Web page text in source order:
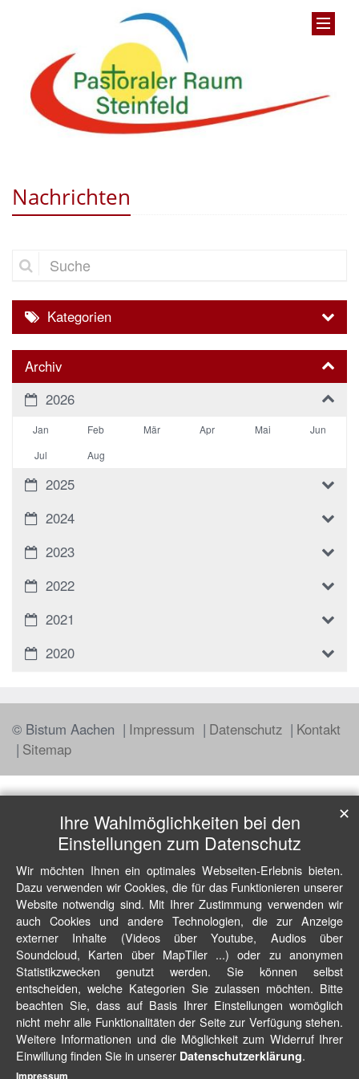
Nachrichten
Suche
Kategorien
Archiv
2026
Jan Feb Mär Apr Mai
Jun
Jul
Aug
2025
2024
2023
2022
2021
2020
© Bistum Aachen Impressum Datenschutz
Kontakt
Sitemap
Ihre Wahlmöglichkeiten bei den
Einstellungen zum Datenschutz
Wir möchten Ihnen ein optimales Webseiten-Erlebnis bieten.
Dazu verwenden wir Cookies, die für das Funktionieren unserer
Website notwendig sind. Mit Ihrer Zustimmung verwenden wir
auch Cookies und andere Technologien, die zur Anzeige
externer Inhalte (Videos über Youtube, Audios über
Soundcloud, Karten über MapTiler ...) oder zu anonymen
Statistikzwecken genutzt werden. Sie können selbst
entscheiden, welche Kategorien Sie zulassen möchten. Bitte
beachten Sie, dass auf Basis Ihrer Einstellungen womöglich
nicht mehr alle Funktionalitäten der Seite zur Verfügung stehen.
Weitere Informationen und die Möglichkeit zum Widerruf Ihrer
Einwillung finden Sie in unserer Datenschutzerklärung.
✕
Impressum